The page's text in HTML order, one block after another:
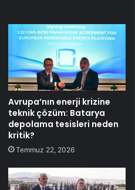
Avrupa’nın enerji krizine
teknik çözüm: Batarya
depolama tesisleri neden
kritik?
Temmuz 22, 2026